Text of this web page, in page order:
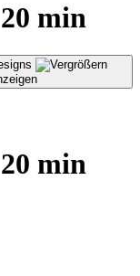
min
min